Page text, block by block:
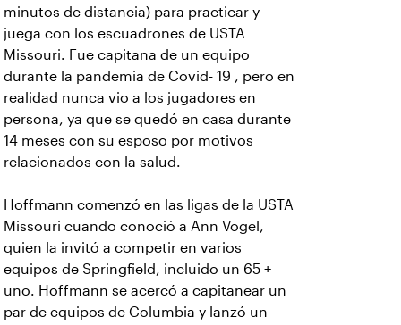
minutos de distancia) para practicar y
juega con los escuadrones de USTA
Missouri. Fue capitana de un equipo
durante la pandemia de Covid- 19 , pero en
realidad nunca vio a los jugadores en
persona, ya que se quedó en casa durante
14 meses con su esposo por motivos
relacionados con la salud.
Hoffmann comenzó en las ligas de la USTA
Missouri cuando conoció a Ann Vogel,
quien la invitó a competir en varios
equipos de Springfield, incluido un 65 +
uno. Hoffmann se acercó a capitanear un
par de equipos de Columbia y lanzó un